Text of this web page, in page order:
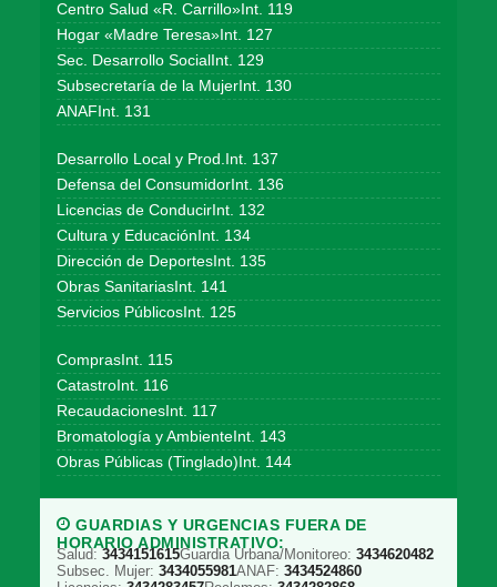
Centro Salud «R. Carrillo»Int. 119
Hogar «Madre Teresa»Int. 127
Sec. Desarrollo SocialInt. 129
Subsecretaría de la MujerInt. 130
ANAFInt. 131
Desarrollo Local y Prod.Int. 137
Defensa del ConsumidorInt. 136
Licencias de ConducirInt. 132
Cultura y EducaciónInt. 134
Dirección de DeportesInt. 135
Obras SanitariasInt. 141
Servicios PúblicosInt. 125
ComprasInt. 115
CatastroInt. 116
RecaudacionesInt. 117
Bromatología y AmbienteInt. 143
Obras Públicas (Tinglado)Int. 144
GUARDIAS Y URGENCIAS FUERA DE
HORARIO ADMINISTRATIVO:
Salud: 3434151615Guardia Urbana/Monitoreo: 3434620482
Subsec. Mujer: 3434055981ANAF: 3434524860